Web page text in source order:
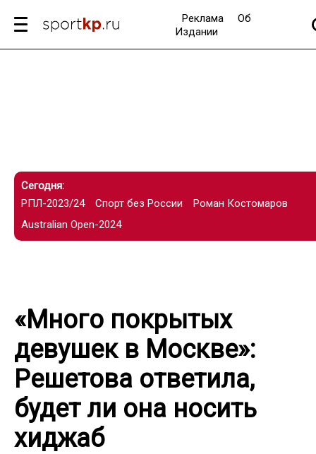
Реклама
Об
Издании
Сегодня:
РПЛ-2023/24
Спорт без России
Роман Костомаров
Australian Open-2024
«Много покрытых
девушек в Москве»:
Решетова ответила,
будет ли она носить
хиджаб